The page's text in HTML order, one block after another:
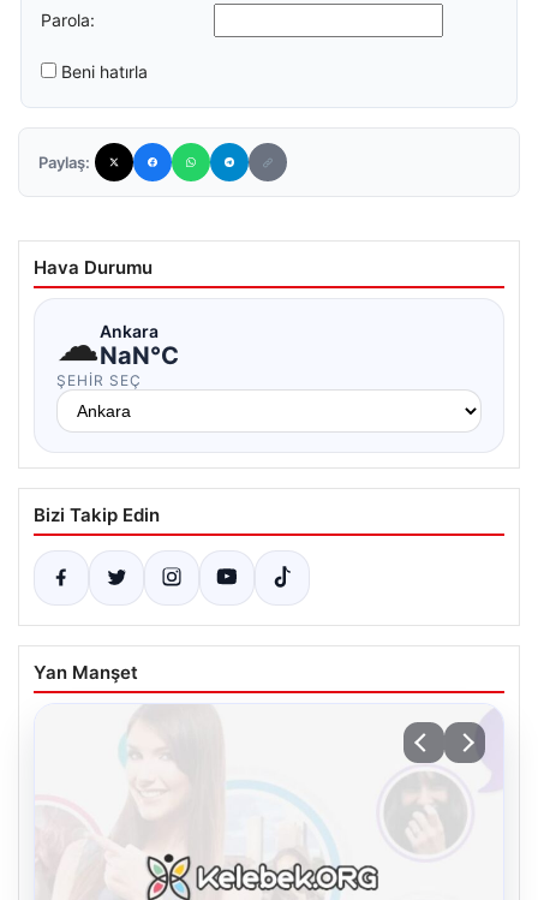
Parola:
Beni hatırla
Paylaş:
Hava Durumu
☁Ankara
NaN°C
ŞEHIR SEÇ
Bizi Takip Edin
Yan Manşet